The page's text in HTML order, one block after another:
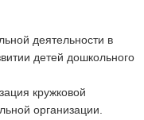
деятельности в
детей дошкольного
кружковой
организации.